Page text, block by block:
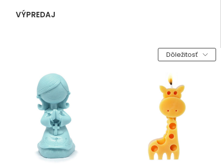
VÝPREDAJ
Dôležitosť